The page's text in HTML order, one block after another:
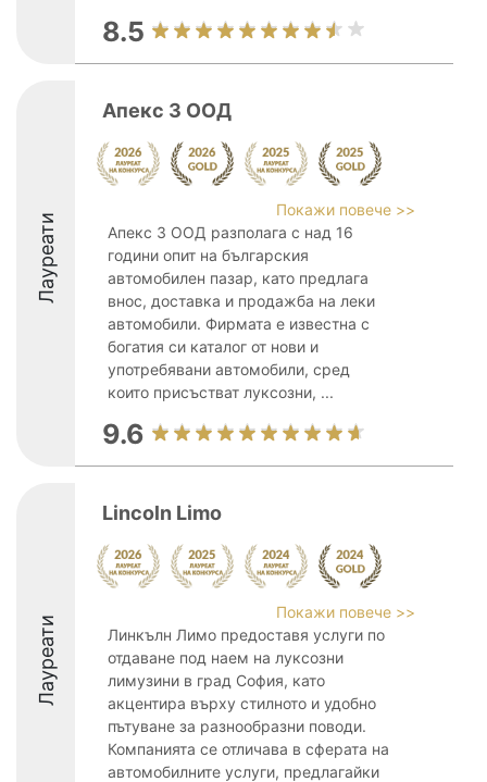
8.5
Лауреати
Апекс 3 ООД
Покажи повече >>
Апекс 3 ООД разполага с над 16
години опит на българския
автомобилен пазар, като предлага
внос, доставка и продажба на леки
автомобили. Фирмата е известна с
богатия си каталог от нови и
употребявани автомобили, сред
които присъстват луксозни, ...
9.6
Лауреати
Lincoln Limo
Покажи повече >>
Линкълн Лимо предоставя услуги по
отдаване под наем на луксозни
лимузини в град София, като
акцентира върху стилното и удобно
пътуване за разнообразни поводи.
Компанията се отличава в сферата на
автомобилните услуги, предлагайки